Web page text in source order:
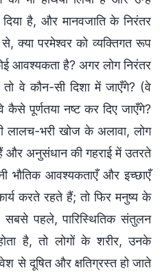
है, और मानवजाति के निरंतर
क्या परमेश्वर को व्यक्तिगत रूप
आवश्यकता है? अगर लोग निरंतर
वे कौन-सी दिशा में जाएँगे? (वे
कैसे पूर्णतया नष्ट कर दिए जाएँगे?
लालच-भरी खोज के अलावा, लोग
और अनुसंधान की गहराई में उतरते
भौतिक आवश्यकताएँ और इच्छाएँ
करते रहते हैं; तो फिर मनुष्य के
पहले, पारिस्थितिक संतुलन
है, तो लोगों के शरीर, उनके
से दूषित और क्षतिग्रस्त हो जाते